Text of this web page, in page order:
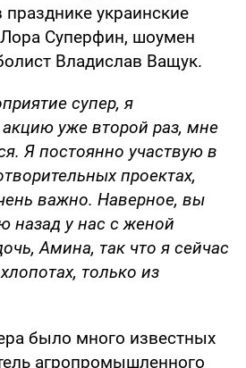
украинские
Суперфин, шоумен
Владислав Ващук.
супер, я
уже второй раз, мне
Я постоянно участвую в
проектах,
важно. Наверное, вы
назад у нас с женой
Амина, так что я сейчас
только из
было много известных
агропромышленного